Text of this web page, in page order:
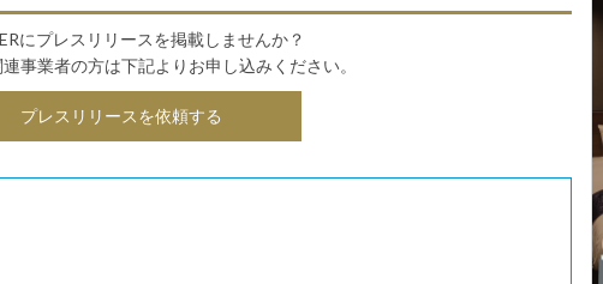
にプレスリリースを掲載しませんか？
事業者の方は下記よりお申し込みください。
プレスリリースを依頼する